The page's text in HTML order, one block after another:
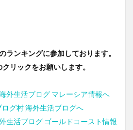
ランキングに参加しております。
リックをお願いします。